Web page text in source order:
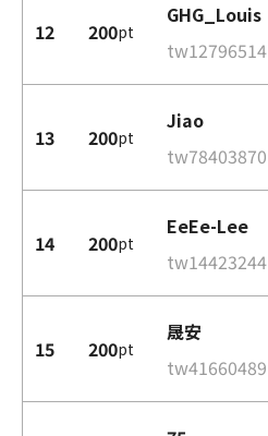
12 200pt
GHG_Louis
tw12796514
13 200pt
Jiao
tw78403870
14 200pt
EeEe-Lee
tw14423244
15 200pt
晟安
tw41660489